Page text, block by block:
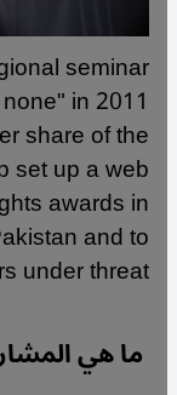
seminar
in 2011
share of the
set up a web
awards in
and to
under threat
ما هي